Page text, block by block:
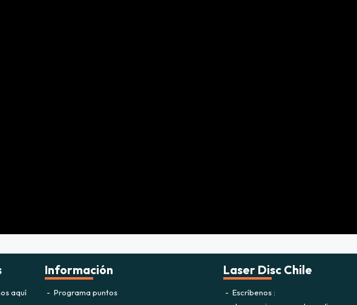
aquí
Información
Programa puntos
Laser Disc Chile
Escríbenos